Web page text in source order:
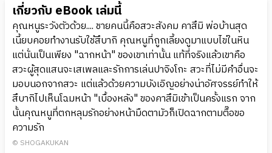
เกี่ยวกับ eBook เล่มนี้
คุณหนูระวังตัวด้วย.... ชายคนนี้คือสวะสังคม คาสึมิ พ่อบ้านสุด
เนี้ยบคอยทำงานรับใช้สึบากิ คุณหนูที่ถูกเลี้ยงดูมาแบบไข่ในหิน
แต่นั่นเป็นเพียง "ฉากหน้า" ของเขาเท่านั้น แท้ที่จริงแล้วเขาคือ
สวะผู้สุดแสนจะเสเพลและรักการเล่นปาจิงโกะ สวะที่ไม่มีคำอื่นจะ
มอบนอกจากสวะ แต่แล้วด้วยความบังเอิญอย่างน่าอัศจรรย์ทำให้
สึบากิไปเห็นโฉมหน้า "เบื้องหลัง" ของคาสึมิเข้าเป็นครั้งแรก จาก
นั้นคุณหนูที่ตกหลุมรักอย่างหน้ามืดตามัวก็เปิดฉากตามตื๊อขอ
ความรัก
© SHOGAKUKAN